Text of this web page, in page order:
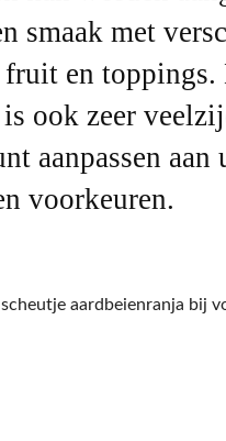
smaak met
fruit en toppings.
is ook zeer
aanpassen aan
voorkeuren.
aardbeienranja bij